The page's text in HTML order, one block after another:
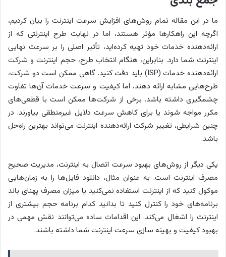
ما در این مقاله تمام روش‌های افزایش سرعت اینترنت را بیان کردیم،
اگرچه این راهکارها مؤثر هستند، اما در نهایت طرح اینترنتی که از
ارائه‌دهنده خدمات خود تهیه کرده‌اید، تأثیر اصلی را بر سرعت نهایی
اینترنت شما دارد. بنابراین، هنگام انتخاب طرح، حجم اینترنت و شرکت
ارائه‌دهنده خدمات (ISP) باید دقت کنید. گاهی ممکن است دو شرکت،
طرح‌هایی مشابه ارائه دهند، اما کیفیت و سرعت خدمات آن‌ها تفاوت
چشمگیری داشته باشد. برخی از شرکت‌ها ممکن است با قطعی‌های
مکرر مواجه شوند یا برای کاهش سرعت دلایل غیرمنطقی بیاورند. در
چنین شرایطی، تغییر شرکت ارائه‌دهنده اینترنت می‌تواند بهترین راه‌حل
باشد.
یکی دیگر از روش‌های بهبود سرعت اتصال به اینترنت، مدیریت صحیح
مصرف اینترنت است. به عنوان مثال، دانلود فایل‌ها را به زمان‌هایی
موکول کنید که از اینترنت استفاده نمی‌کنید یا میزان مصرف پهنای باند
برنامه‌های خود را کنترل کنید تا بدانید کدام برنامه حجم بیشتری از
اینترنت را اشغال می‌کند. این اقدامات ساده می‌توانند نقش مهمی در
بهبود کیفیت و بهینه سازی سرعت اینترنت شما داشته باشند.